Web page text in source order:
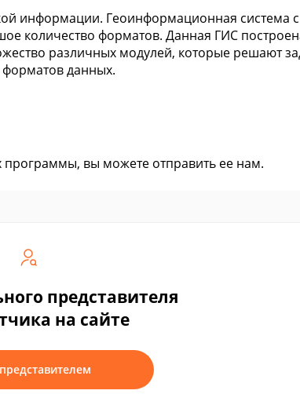
информации. Геоинформационная система с
количество форматов. Данная ГИС
различных модулей, которые решают
данных.
программы, вы можете отправить ее нам.
представителя
на сайте